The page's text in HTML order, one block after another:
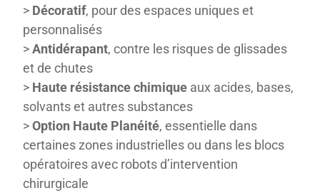
> Décoratif, pour des espaces uniques et
personnalisés
>Antidérapant, contre les risques de glissades
et de chutes
> Haute résistance chimique aux acides, bases,
solvants et autres substances
>Option Haute Planéité, essentielle dans
certaines zones industrielles ou dans les blocs
opératoires avec robots d’intervention
chirurgicale